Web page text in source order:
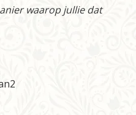
waarop jullie dat